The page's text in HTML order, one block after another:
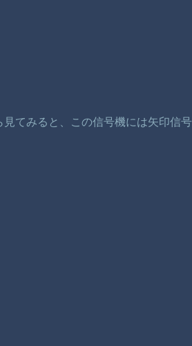
見てみると、この信号機には矢印信